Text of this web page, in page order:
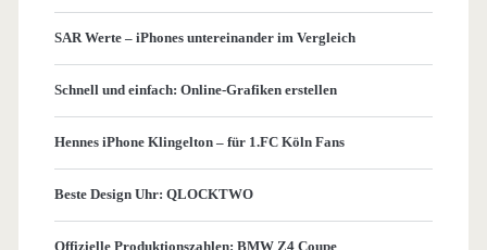
SAR Werte – iPhones untereinander im Vergleich
Schnell und einfach: Online-Grafiken erstellen
Hennes iPhone Klingelton – für 1.FC Köln Fans
Beste Design Uhr: QLOCKTWO
Offizielle Produktionszahlen: BMW Z4 Coupe